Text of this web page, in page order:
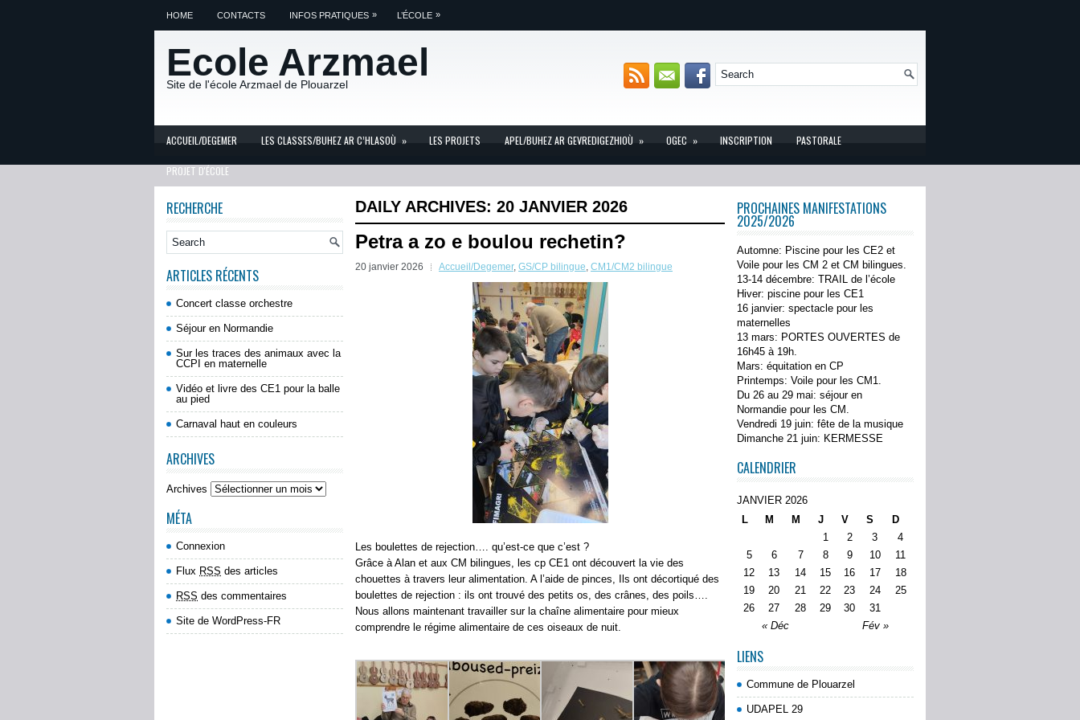
HOME CONTACTS INFOS PRATIQUES » L’ÉCOLE »
Ecole Arzmael
Site de l'école Arzmael de Plouarzel
ACCUEIL/DEGEMER LES CLASSES/BUHEZ AR C’HLASOÙ » LES PROJETS APEL/BUHEZ AR GEVREDIGEZHIOÙ » OGEC » INSCRIPTION PASTORALE
PROJET D'ÉCOLE
DAILY ARCHIVES: 20 JANVIER 2026
Petra a zo e boulou rechetin?
20 janvier 2026 Accueil/Degemer, GS/CP bilingue, CM1/CM2 bilingue
Les boulettes de rejection…. qu’est-ce que c’est ?
Grâce à Alan et aux CM bilingues, les cp CE1 ont découvert la vie des
chouettes à travers leur alimentation. A l’aide de pinces, Ils ont décortiqué des
boulettes de rejection : ils ont trouvé des petits os, des crânes, des poils….
Nous allons maintenant travailler sur la chaîne alimentaire pour mieux
comprendre le régime alimentaire de ces oiseaux de nuit.
RECHERCHE
ARTICLES RÉCENTS
Concert classe orchestre
Séjour en Normandie
Sur les traces des animaux avec la
CCPI en maternelle
Vidéo et livre des CE1 pour la balle
au pied
Carnaval haut en couleurs
ARCHIVES
Archives
MÉTA
Connexion
Flux RSS des articles
RSS des commentaires
Site de WordPress-FR
PROCHAINES MANIFESTATIONS
2025/2026
Automne: Piscine pour les CE2 et
Voile pour les CM 2 et CM bilingues.
13-14 décembre: TRAIL de l’école
Hiver: piscine pour les CE1
16 janvier: spectacle pour les
maternelles
13 mars: PORTES OUVERTES de
16h45 à 19h.
Mars: équitation en CP
Printemps: Voile pour les CM1.
Du 26 au 29 mai: séjour en
Normandie pour les CM.
Vendredi 19 juin: fête de la musique
Dimanche 21 juin: KERMESSE
CALENDRIER
JANVIER 2026
L
M M J V S D
« Déc Fév »
1 2 3
4
5
6 7 8 9 10
11
12
13 14 15 16 17
18
19
20 21 22 23 24
25
26
27 28 29 30 31
LIENS
Commune de Plouarzel
UDAPEL 29